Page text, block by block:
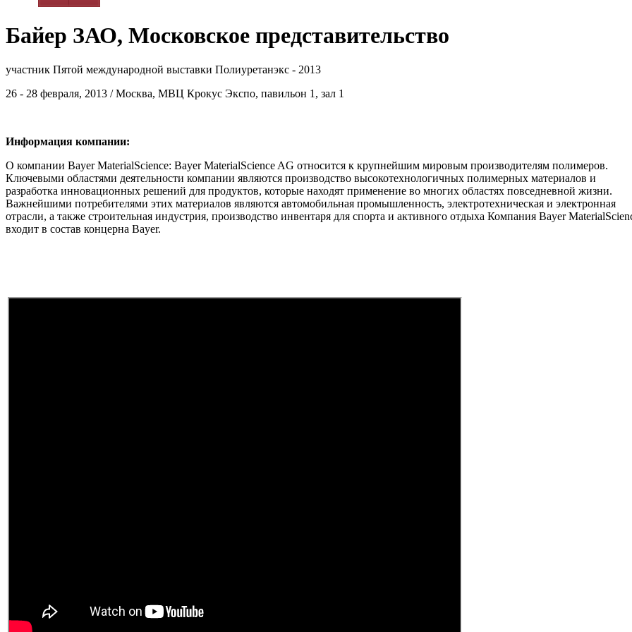
Байер ЗАО, Московское представительство
участник Пятой международной выставки Полиуретанэкс - 2013
26 - 28 февраля, 2013 / Москва, МВЦ Крокус Экспо, павильон 1, зал 1
Информация компании:
О компании Bayer MaterialScience: Bayer MaterialScience AG относится к крупнейшим мировым производителям полимеров.
Ключевыми областями деятельности компании являются производство высокотехнологичных полимерных материалов и
разработка инновационных решений для продуктов, которые находят применение во многих областях повседневной жизни.
Важнейшими потребителями этих материалов являются автомобильная промышленность, электротехническая и электронная
отрасли, а также строительная индустрия, производство инвентаря для спорта и активного отдыха Компания Bayer
входит в состав концерна Bayer.